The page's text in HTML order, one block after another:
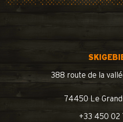
388 route de la
74450 Le
+33 450 02